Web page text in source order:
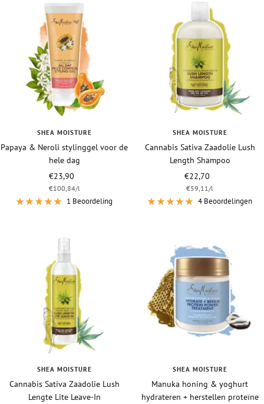
SHEA MOISTURE
Papaya & Neroli stylinggel voor de
hele dag
Vraagprijs
€23,90
€100,84/l
1 Beoordeling
SHEA MOISTURE
Cannabis Sativa Zaadolie Lush
Length Shampoo
Vraagprijs
€22,70
€59,11/l
4 Beoordelingen
SHEA MOISTURE
Cannabis Sativa Zaadolie Lush
Lengte Lite Leave-In
SHEA MOISTURE
Manuka honing & yoghurt
hydrateren + herstellen proteïne